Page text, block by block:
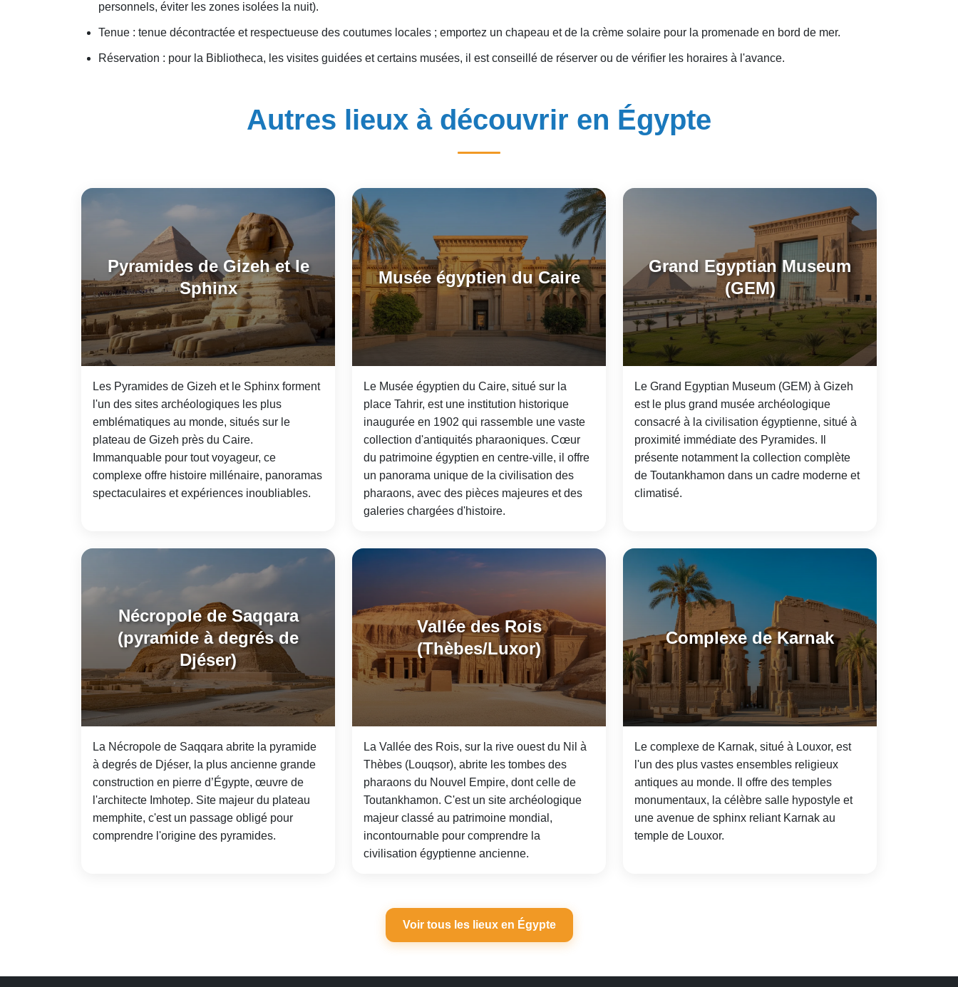
personnels, éviter les zones isolées la nuit).
Tenue : tenue décontractée et respectueuse des coutumes locales ; emportez un chapeau et de la crème solaire pour la promenade en bord de mer.
Réservation : pour la Bibliotheca, les visites guidées et certains musées, il est conseillé de réserver ou de vérifier les horaires à l'avance.
Autres lieux à découvrir en Égypte
Pyramides de Gizeh et le
Sphinx
Les Pyramides de Gizeh et le Sphinx forment
l'un des sites archéologiques les plus
emblématiques au monde, situés sur le
plateau de Gizeh près du Caire.
Immanquable pour tout voyageur, ce
complexe offre histoire millénaire, panoramas
spectaculaires et expériences inoubliables.
Musée égyptien du Caire
Le Musée égyptien du Caire, situé sur la
place Tahrir, est une institution historique
inaugurée en 1902 qui rassemble une vaste
collection d'antiquités pharaoniques. Cœur
du patrimoine égyptien en centre-ville, il offre
un panorama unique de la civilisation des
pharaons, avec des pièces majeures et des
galeries chargées d'histoire.
Grand Egyptian Museum
(GEM)
Le Grand Egyptian Museum (GEM) à Gizeh
est le plus grand musée archéologique
consacré à la civilisation égyptienne, situé à
proximité immédiate des Pyramides. Il
présente notamment la collection complète
de Toutankhamon dans un cadre moderne et
climatisé.
Nécropole de Saqqara
(pyramide à degrés de
Djéser)
La Nécropole de Saqqara abrite la pyramide
à degrés de Djéser, la plus ancienne grande
construction en pierre d’Égypte, œuvre de
l'architecte Imhotep. Site majeur du plateau
memphite, c'est un passage obligé pour
comprendre l'origine des pyramides.
Vallée des Rois
(Thèbes/Luxor)
La Vallée des Rois, sur la rive ouest du Nil à
Thèbes (Louqsor), abrite les tombes des
pharaons du Nouvel Empire, dont celle de
Toutankhamon. C'est un site archéologique
majeur classé au patrimoine mondial,
incontournable pour comprendre la
civilisation égyptienne ancienne.
Complexe de Karnak
Le complexe de Karnak, situé à Louxor, est
l'un des plus vastes ensembles religieux
antiques au monde. Il offre des temples
monumentaux, la célèbre salle hypostyle et
une avenue de sphinx reliant Karnak au
temple de Louxor.
Voir tous les lieux en Égypte